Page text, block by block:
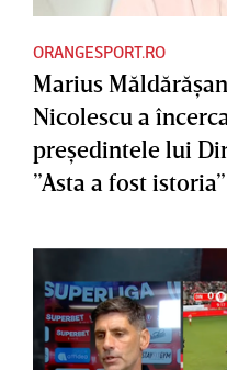
ORANGESPORT.RO
Marius
Nicolescu a
preşedintele lui
”Asta a fost istoria”